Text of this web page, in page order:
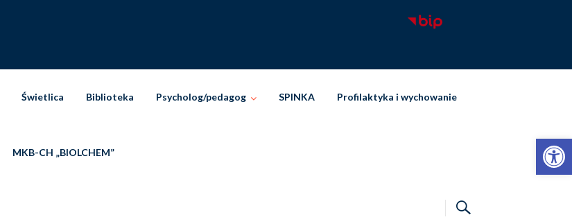
Otwórz pasek narzędzi
Świetlica Biblioteka Psycholog/pedagog SPINKA Profilaktyka i wychowanie
MKB-CH „BIOLCHEM”